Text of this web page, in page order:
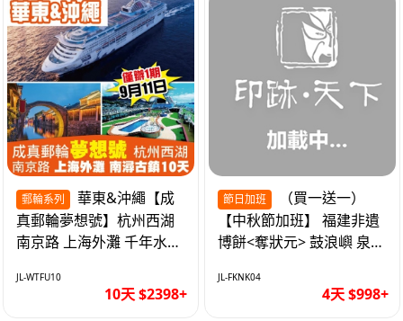
郵輪系列
真郵輪夢想號】杭州西湖
南京路 上海外灘 千年水鄉
自費10天
JL-WTFU10
10天 $2398+
節日加班
【中秋節加班】 福建非遺
博餅<奪狀元> 鼓浪嶼 泉州
車超值4天
JL-FKNK04
4天 $998+